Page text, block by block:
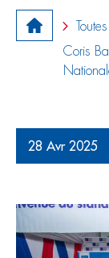
Coris
28 Avr 2025